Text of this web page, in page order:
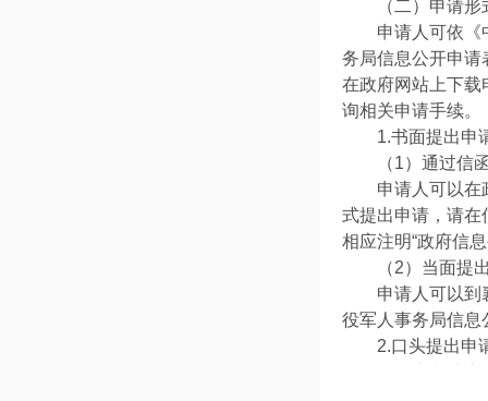
（二）申请
申请人可依《
务局信息公开申请
在政府网站上下载
询相关申请手续
1.书面提出
（1）通过信
申请人可以在
式提出申请，请在
相应注明“政府信
（2）当面提
申请人可以到
役军人事务局信
2.口头提出